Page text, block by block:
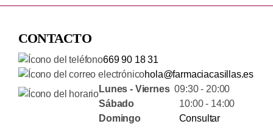
CONTACTO
669 90 18 31
hola@farmaciacasillas.es
Lunes - Viernes09:30 - 20:00
Sábado 10:00 - 14:00
Domingo
Consultar